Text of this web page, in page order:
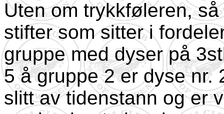
Uten om trykkføleren,
stifter som sitter i
gruppe med dyser på
5 å gruppe 2 er dyse nr.
slitt av tidenstann og er